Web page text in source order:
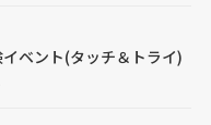
ベント(タッチ＆トライ)